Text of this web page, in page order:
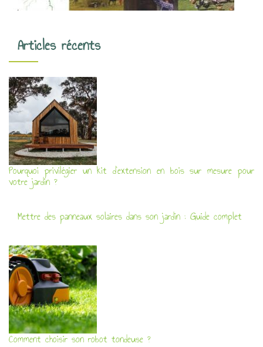
Articles récents
Pourquoi privilégier un kit d’extension en bois sur mesure pour
votre jardin ?
Mettre des panneaux solaires dans son jardin : Guide complet
Comment choisir son robot tondeuse ?